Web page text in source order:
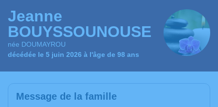
Jeanne
BOUYSSOUNOUSE
née DOUMAYROU
décédée le 5 juin 2026 à l'âge de 98 ans
Message de la famille